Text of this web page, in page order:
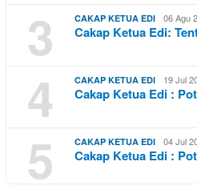
3 CAKAP KETUA EDI 06 Agu
Cakap Ketua Edi:
4 CAKAP KETUA EDI 19 Jul
Cakap Ketua Edi :
5 CAKAP KETUA EDI 04 Jul
Cakap Ketua Edi :